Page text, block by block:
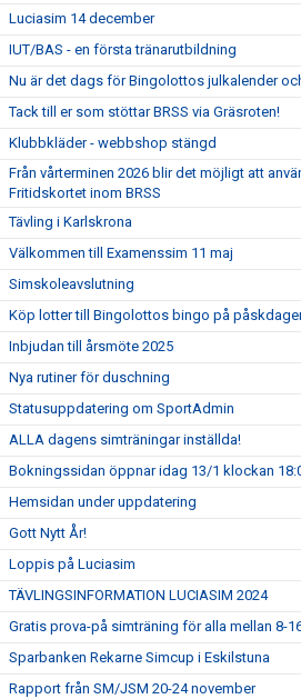
Luciasim 14 december
IUT/BAS - en första tränarutbildning
Nu är det dags för Bingolottos julkalender
Tack till er som stöttar BRSS via Gräsroten!
Klubbkläder - webbshop stängd
Från vårterminen 2026 blir det möjligt att
Fritidskortet inom BRSS
Tävling i Karlskrona
Välkommen till Examenssim 11 maj
Simskoleavslutning
Köp lotter till Bingolottos bingo på
Inbjudan till årsmöte 2025
Nya rutiner för duschning
Statusuppdatering om SportAdmin
ALLA dagens simträningar inställda!
Bokningssidan öppnar idag 13/1 klockan
Hemsidan under uppdatering
Gott Nytt År!
Loppis på Luciasim
TÄVLINGSINFORMATION LUCIASIM 2024
Gratis prova-på simträning för alla mellan 8-
Sparbanken Rekarne Simcup i Eskilstuna
Rapport från SM/JSM 20-24 november